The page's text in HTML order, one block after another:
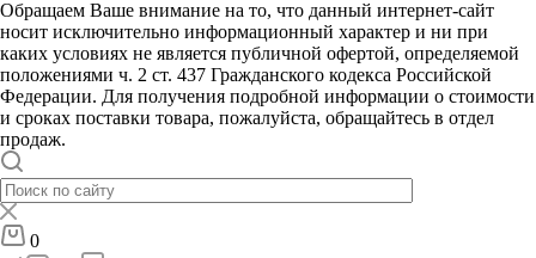
Обращаем Ваше внимание на то, что данный интернет-сайт
носит исключительно информационный характер и ни при
каких условиях не является публичной офертой, определяемой
положениями ч. 2 ст. 437 Гражданского кодекса Российской
Федерации. Для получения подробной информации о стоимости
и сроках поставки товара, пожалуйста, обращайтесь в отдел
продаж.
0